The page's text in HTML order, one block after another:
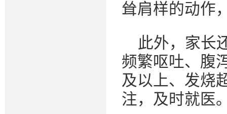
耸肩样的动作
此外，家长
频繁呕吐、腹
及以上、发烧
注，及时就医